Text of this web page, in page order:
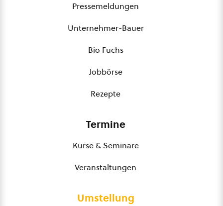
Pressemeldungen
Unternehmer-Bauer
Bio Fuchs
Jobbörse
Rezepte
Termine
Kurse & Seminare
Veranstaltungen
Umstellung